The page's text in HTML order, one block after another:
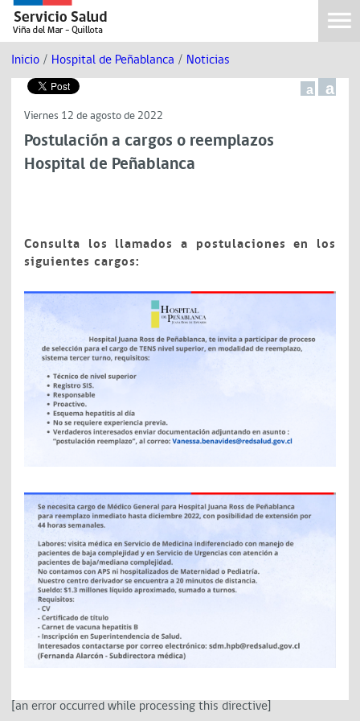
Inicio / Hospital de Peñablanca / Noticias
a a
Viernes 12 de agosto de 2022
Postulación a cargos o reemplazos
Hospital de Peñablanca
Consulta los llamados a postulaciones en los
siguientes cargos:
[an error occurred while processing this directive]